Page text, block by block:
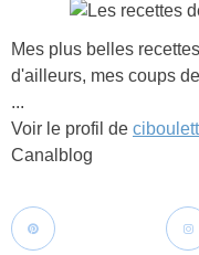
Mes plus belles
d'ailleurs, mes coups
...
Voir le profil de
Canalblog